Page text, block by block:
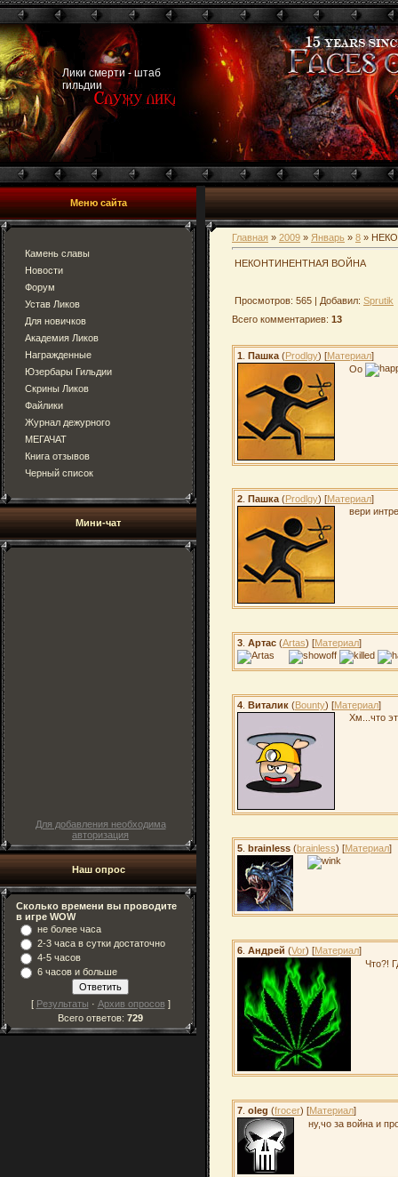
Лики смерти - штаб
гильдии
Меню сайта
Камень славы
Новости
Форум
Устав Ликов
Для новичков
Академия Ликов
Награжденные
Юзербары Гильдии
Скрины Ликов
Файлики
Журнал дежурного
МЕГАЧАТ
Книга отзывов
Черный список
Мини-чат
Для добавления необходима
авторизация
Наш опрос
Сколько времени вы проводите
в игре WOW
не более часа
2-3 часа в сутки достаточно
4-5 часов
6 часов и больше
[ Результаты · Архив опросов ]
Всего ответов: 729
Главная » 2009 » Январь » 8 »
НЕКОНТИНЕНТНАЯ ВОЙНА
Просмотров: 565 | Добавил: Sprutik
Всего комментариев: 13
1 Пашка (Prodlgy) [Материал]
Oo
2 Пашка (Prodlgy) [Материал]
вери
3 Артас (Artas) [Материал]
4 Виталик (Bounty) [Материал]
Хм...что
5. brainless (brainless) [Материал]
6 Андрей (Vor) [Материал]
Что?!
7 oleg (frocer) [Материал]
ну,чо за война и